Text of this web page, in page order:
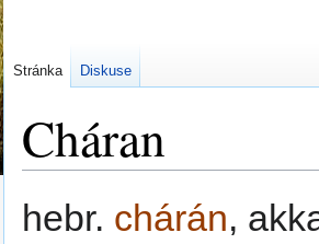
Cháran
Skočit
na
Skočit
nahebr. chárán,
Stránka Diskuse